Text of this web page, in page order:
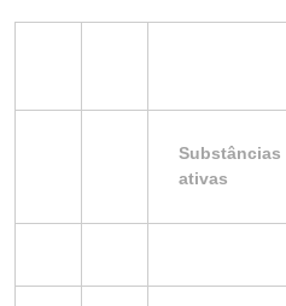
Substâncias
ativas